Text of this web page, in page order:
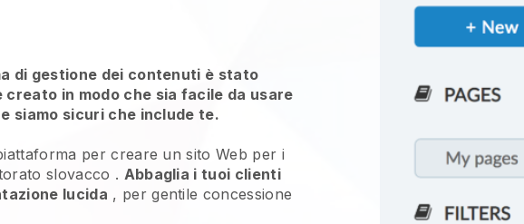
di gestione dei contenuti è stato
in modo che sia facile da usare
siamo sicuri che include te.
per creare un sito Web per i
slovacco . Abbaglia i tuoi clienti
lucida , per gentile concessione